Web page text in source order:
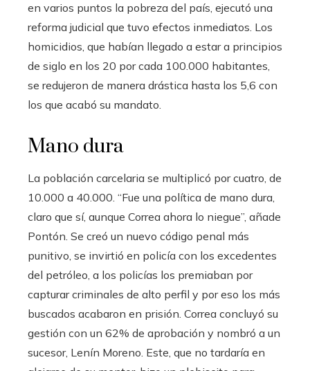
en varios puntos la pobreza del país, ejecutó una
reforma judicial que tuvo efectos inmediatos. Los
homicidios, que habían llegado a estar a principios
de siglo en los 20 por cada 100.000 habitantes,
se redujeron de manera drástica hasta los 5,6 con
los que acabó su mandato.
Mano dura
La población carcelaria se multiplicó por cuatro, de
10.000 a 40.000. “Fue una política de mano dura,
claro que sí, aunque Correa ahora lo niegue”, añade
Pontón. Se creó un nuevo código penal más
punitivo, se invirtió en policía con los excedentes
del petróleo, a los policías los premiaban por
capturar criminales de alto perfil y por eso los más
buscados acabaron en prisión. Correa concluyó su
gestión con un 62% de aprobación y nombró a un
sucesor, Lenín Moreno. Este, que no tardaría en